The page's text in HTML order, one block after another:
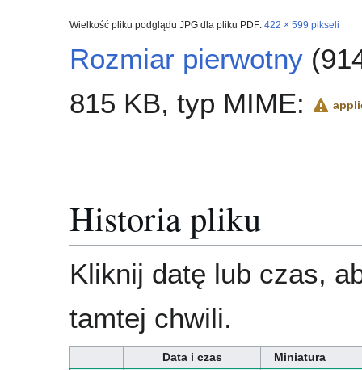
Wielkość pliku podglądu JPG dla pliku PDF: 422 × 599 pikseli
Rozmiar pierwotny
815 KB, typ MIME:
Historia pliku
Kliknij datę lub czas,
tamtej chwili.
Data i czas
Miniatura